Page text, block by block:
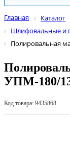
Главная Каталог
Шлифовальные и
Полировальная
УПМ-180/
Код товара: 9435868